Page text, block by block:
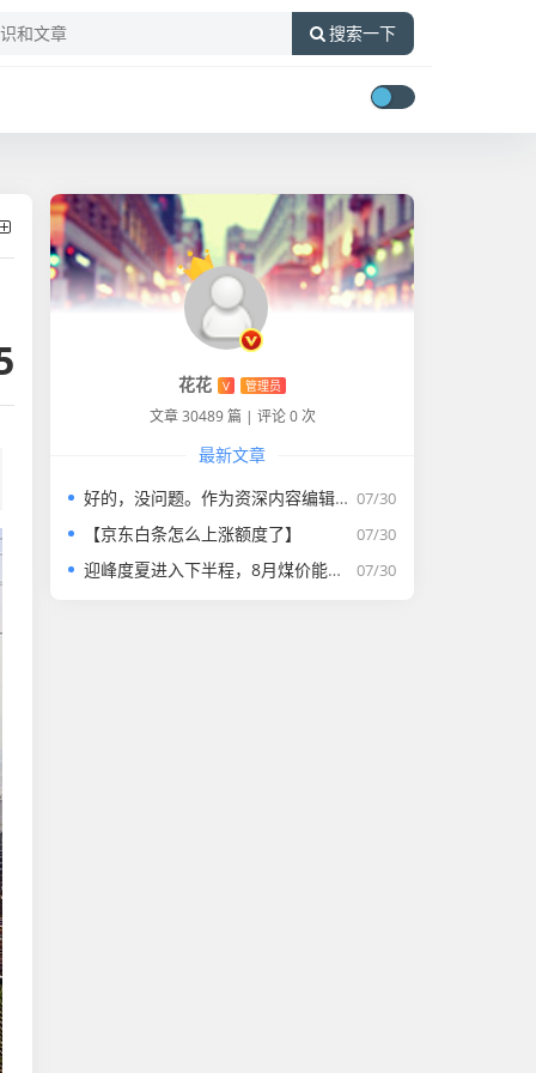
搜索一下
花花 V 管理员
文章 30489 篇 | 评论 0 次
最新文章
07/30
好的，没问题。作为资深内容编辑，我将为您打造一篇符合要求的专业教程文章。
07/30
【京东白条怎么上涨额度了】
07/30
迎峰度夏进入下半程，8月煤价能否走强？